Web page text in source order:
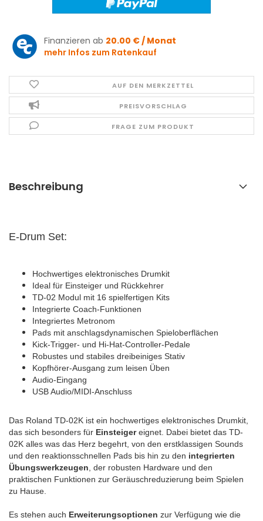
Finanzieren ab 20.00 € / Monat
mehr Infos zum Ratenkauf
AUF DEN MERKZETTEL
PREISVORSCHLAG
FRAGE ZUM PRODUKT
Beschreibung
E-Drum Set:
Hochwertiges elektronisches Drumkit
Ideal für Einsteiger und Rückkehrer
TD-02 Modul mit 16 spielfertigen Kits
Integrierte Coach-Funktionen
Integriertes Metronom
Pads mit anschlagsdynamischen Spieloberflächen
Kick-Trigger- und Hi-Hat-Controller-Pedale
Robustes und stabiles dreibeiniges Stativ
Kopfhörer-Ausgang zum leisen Üben
Audio-Eingang
USB Audio/MIDI-Anschluss
Das Roland TD-02K ist ein hochwertiges elektronisches Drumkit,
das sich besonders für Einsteigereignet. Dabei bietet das TD-
02K alles was das Herz begehrt, von den erstklassigen Sounds
und den reaktionsschnellen Pads bis hin zu den integrierten
Übungswerkzeugen , der robusten Hardware und den
praktischen Funktionen zur Geräuschreduzierung beim Spielen
zu Hause.
Es stehen auch Erweiterungsoptionen zur Verfügung wie die